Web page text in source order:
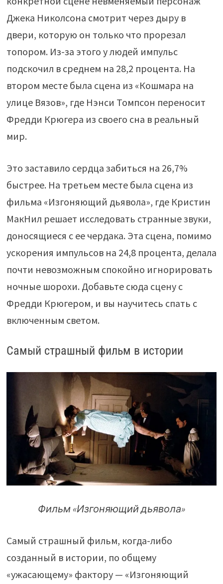
Джека Николсона смотрит через дыру в
двери, которую он только что прорезал
топором. Из-за этого у людей импульс
подскочил в среднем на 28,2 процента. На
втором месте была сцена из «Кошмара на
улице Вязов», где Нэнси Томпсон переносит
Фредди Крюгера из своего сна в реальный
мир.
Это заставило сердца забиться на 26,7%
быстрее. На третьем месте была сцена из
фильма «Изгоняющий дьявола», где Кристин
МакНил решает исследовать странные звуки,
доносящиеся с ее чердака. Эта сцена, помимо
ускорения импульсов на 24,8 процента, делала
почти невозможным спокойно игнорировать
ночные шорохи. Добавьте сюда сцену с
Фредди Крюгером, и вы научитесь спать с
включенным светом.
Самый страшный фильм в истории
Фильм «Изгоняющий дьявола»
Самый страшный фильм, когда-либо
созданный в истории, по общему
«ужасающему» фактору — «Изгоняющий